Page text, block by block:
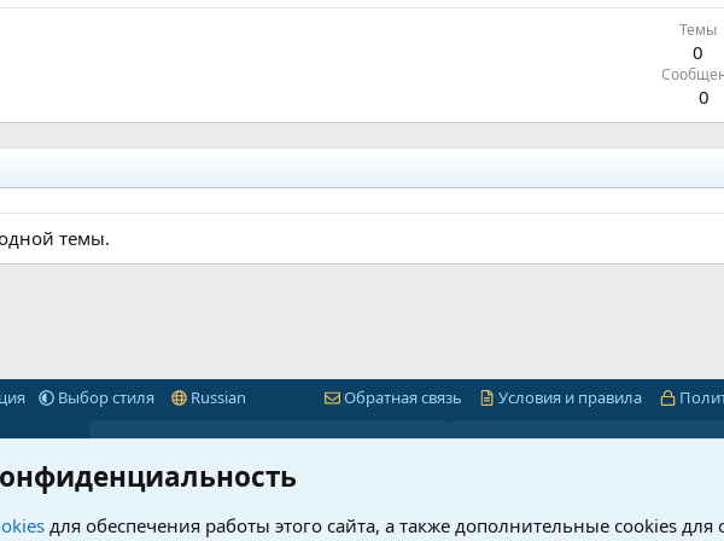
Темы
0
0
темы.
Выбор стиля Russian Обратная связь Условия и правила
веб-
Премиум
Маркет
Интернет-магазин + CRM
для обеспечения работы этого сайта, а также дополнительные cookies для